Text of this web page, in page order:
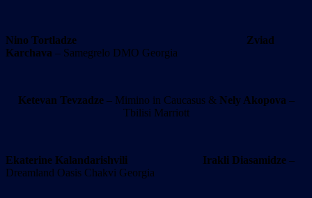
Nino Tortladze
Zviad
Karchava – Samegrelo DMO Georgia
Ketevan Tevzadze– Mimino in Caucasus & Nely Akopova –
Tbilisi Marriott
Ekaterine Kalandarishvili Irakli Diasamidze –
Dreamland Oasis Chakvi Georgia